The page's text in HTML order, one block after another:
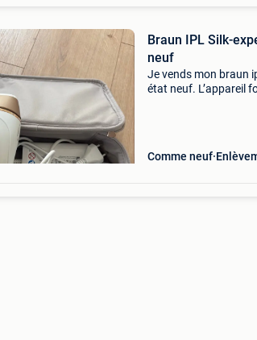
Braun IPL Silk-
neuf
Je vends mon braun
état neuf. L’appareil
Comme neuf